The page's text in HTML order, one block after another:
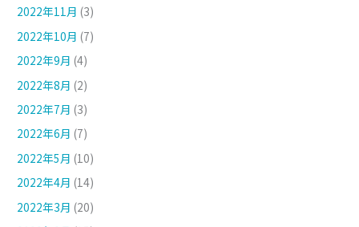
2022年11月 (3)
2022年10月 (7)
2022年9月 (4)
2022年8月 (2)
2022年7月 (3)
2022年6月 (7)
2022年5月 (10)
2022年4月 (14)
2022年3月 (20)